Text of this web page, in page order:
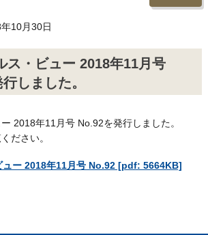
10月30日
ス・ビュー 2018年11月号
しました。
2018年11月号 No.92を発行しました。
ださい。
ュー 2018年11月号 No.92 [pdf: 5664KB]